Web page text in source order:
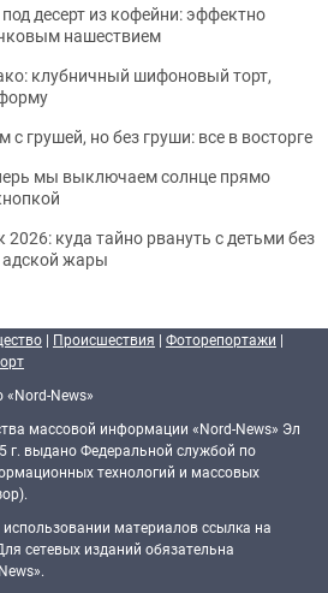
десерт из кофейни: эффектно
нашествием
клубничный шифоновый торт,
с грушей, но без груши: все в восторге
мы выключаем солнце прямо
куда тайно рвануть с детьми без
адской жары
| Происшествия | Фоторепортажи |
News»
массовой информации «Nord-News» Эл
выдано Федеральной службой по
технологий и массовых
материалов ссылка на
сетевых изданий обязательна